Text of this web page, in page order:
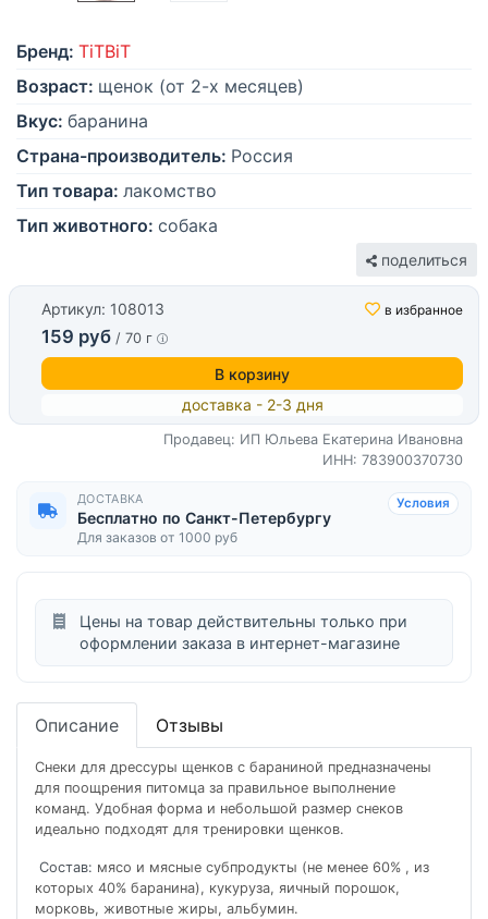
Бренд: TiTBiT
Возраст: щенок (от 2-х месяцев)
Вкус: баранина
Страна-производитель: Россия
Тип товара: лакомство
Тип животного: собака
поделиться
Артикул: 108013 в избранное
159 руб / 70 г
В корзину
доставка - 2-3 дня
Продавец: ИП Юльева Екатерина Ивановна
ИНН: 783900370730
ДОСТАВКА
Бесплатно по Санкт-Петербургу
Для заказов от 1000 руб
Условия
Цены на товар действительны только при
оформлении заказа в интернет-магазине
Описание Отзывы
Снеки для дрессуры щенков с бараниной предназначены
для поощрения питомца за правильное выполнение
команд. Удобная форма и небольшой размер снеков
идеально подходят для тренировки щенков.
Состав: мясо и мясные субпродукты (не менее 60% , из
которых 40% баранина), кукуруза, яичный порошок,
морковь, животные жиры, альбумин.